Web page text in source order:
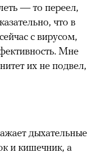
— то переел,
что в
с вирусом,
Мне
их не подвел,
дыхательные
и кишечник, а